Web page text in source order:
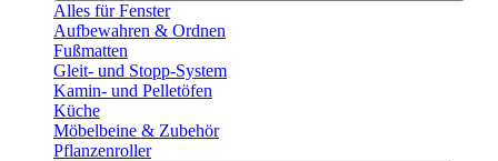
Alles für Fenster
Aufbewahren & Ordnen
Fußmatten
Gleit- und Stopp-System
Kamin- und Pelletöfen
Küche
Möbelbeine & Zubehör
Pflanzenroller